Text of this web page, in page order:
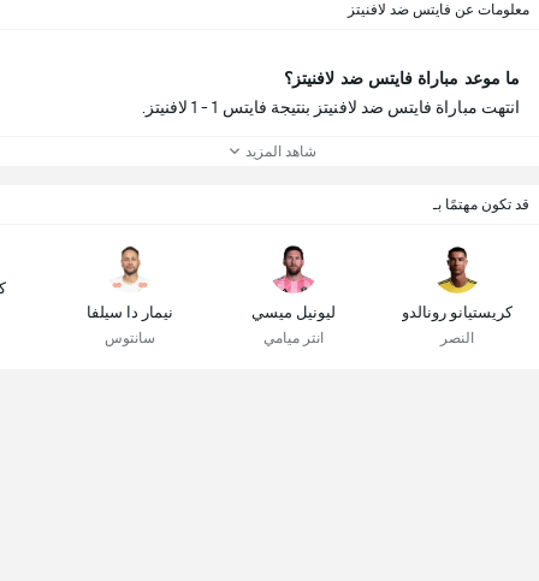
معلومات عن فايتس ضد لافنيتز
ما موعد مباراة فايتس ضد لافنيتز؟
انتهت مباراة فايتس ضد لافنيتز بنتيجة فايتس 1 - 1 لافنيتز.
شاهد المزيد
قد تكون مهتمًا بـ
كريستيانو رونالدو
النصر
ليونيل ميسي
انتر ميامي
نيمار دا سيلفا
سانتوس